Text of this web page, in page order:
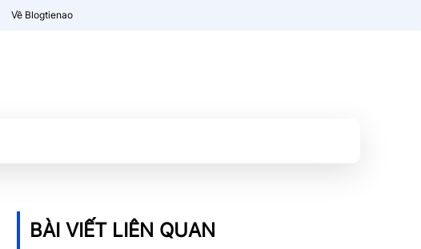
Về Blogtienao
BÀI VIẾT LIÊN QUAN